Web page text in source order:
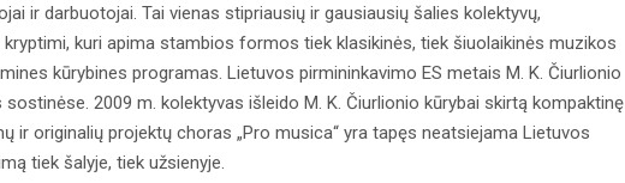
ir darbuotojai. Tai vienas stipriausių ir gausiausių šalies kolektyvų,
kuri apima stambios formos tiek klasikinės, tiek šiuolaikinės muzikos
kūrybines programas. Lietuvos pirmininkavimo ES metais M. K. Čiurlionio
2009 m. kolektyvas išleido M. K. Čiurlionio kūrybai skirtą kompaktinę
ir originalių projektų choras „Pro musica“ yra tapęs neatsiejama Lietuvos
tiek šalyje, tiek užsienyje.